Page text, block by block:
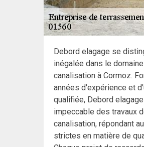
Debord elagage se
inégalée dans le
canalisation à Cormoz.
années d'expérience et
qualifiée, Debord
impeccable des travaux
canalisation, répondant
strictes en matière de